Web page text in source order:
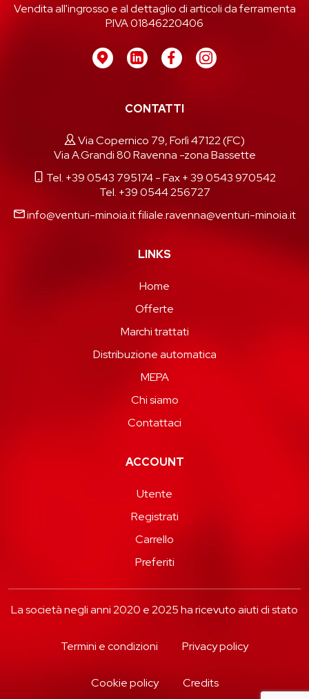
Vendita all'ingrosso e al dettaglio di articoli da ferramenta
P.IVA 01846220406
CONTATTI
Via Copernico 79, Forlì 47122 (FC)
Via A.Grandi 80 Ravenna -zona Bassette
Tel. +39 0543 795174- Fax + 39 0543 970542
Tel. +39 0544 256727
info@venturi-minoia.itfiliale.ravenna@venturi-minoia.it
LINKS
Home
Offerte
Marchi trattati
Distribuzione automatica
MEPA
Chi siamo
Contattaci
ACCOUNT
Utente
Registrati
Carrello
Preferiti
La società negli anni 2020 e 2025 ha ricevuto aiuti di stato
Termini e condizioni Privacy policy
Cookie policy Credits